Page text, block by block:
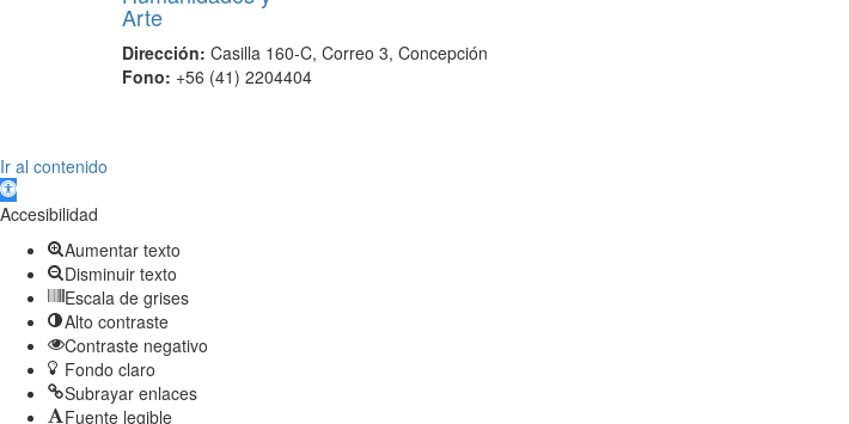
Dirección: Casilla 160-C, Correo 3, Concepción
Fono: +56 (41) 2204404
Scroll
Up
Ir al contenido
Abrir barra de herramientas
Accesibilidad
Aumentar texto
Disminuir texto
Escala de grises
Alto contraste
Contraste negativo
Fondo claro
Subrayar enlaces
Fuente legible